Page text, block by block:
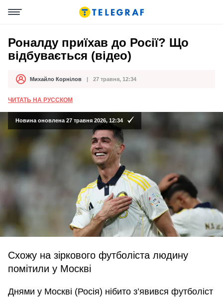
Роналду приїхав до Росії? Що
відбувається (відео)
АвторМихайло Корнілов
Дата публікації 27 травня, 12:34
ЧИТАТЬ НА РУССКОМ
Новина оновлена 27 травня 2026, 12:34
Схожу на зіркового футболіста людину
помітили у Москві
Днями у Москві (Росія) нібито з’явився футболіст